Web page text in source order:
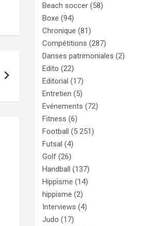
Beach soccer (58)
Boxe (94)
Chronique (81)
Compétitions (287)
Danses patrimoniales (2)
Edito (22)
Editorial (17)
Entretien (5)
Evénements (72)
Fitness (6)
Football (5 251)
Futsal (4)
Golf (26)
Handball (137)
Hippisme (14)
hippisme (2)
Interviews (4)
Judo (17)